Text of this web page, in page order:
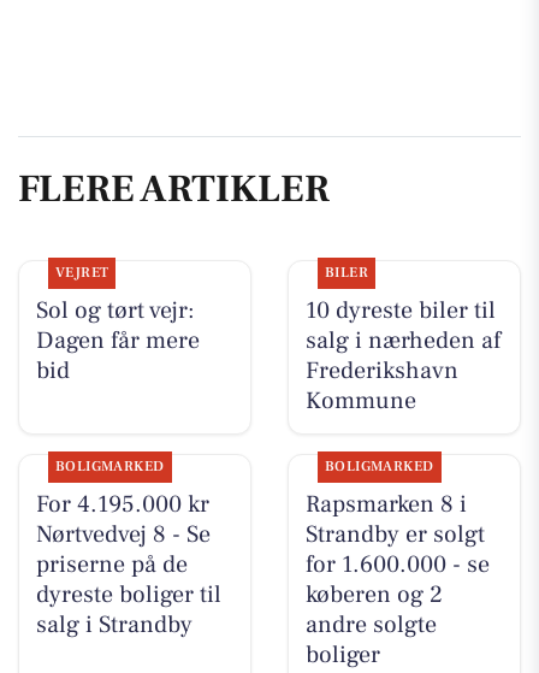
FLERE ARTIKLER
VEJRET
Sol og tørt vejr:
Dagen får mere
bid
BILER
10 dyreste biler til
salg i nærheden af
Frederikshavn
Kommune
BOLIGMARKED
For 4.195.000 kr
Nørtvedvej 8 - Se
priserne på de
dyreste boliger til
salg i Strandby
BOLIGMARKED
Rapsmarken 8 i
Strandby er solgt
for 1.600.000 - se
køberen og 2
andre solgte
boliger